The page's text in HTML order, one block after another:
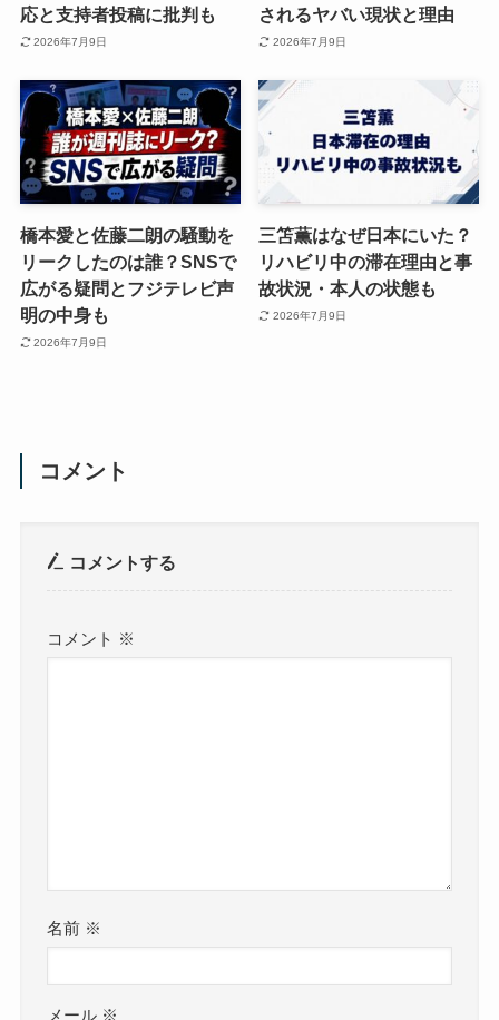
応と支持者投稿に批判も
2026年7月9日
されるヤバい現状と理由
2026年7月9日
橋本愛と佐藤二朗の騒動を
リークしたのは誰？SNSで
広がる疑問とフジテレビ声
明の中身も
2026年7月9日
三笘薫はなぜ日本にいた？
リハビリ中の滞在理由と事
故状況・本人の状態も
2026年7月9日
コメント
コメントする
コメント ※
名前 ※
メール ※